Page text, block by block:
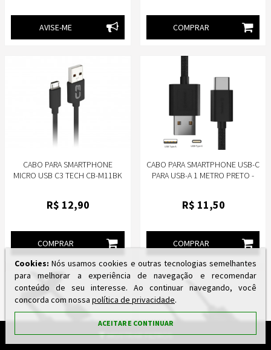
AVISE-ME COMPRAR
CABO PARA SMARTPHONE
MICRO USB C3 TECH CB-M11BK
R$ 12,90
COMPRAR
CABO PARA SMARTPHONE USB-C
PARA USB-A 1 METRO PRETO -
R$ 11,50
COMPRAR
MOSTRAR FILTROS
Cookies: Nós usamos cookies e outras tecnologias semelhantes
para melhorar a experiência de navegação e recomendar
conteúdo de seu interesse. Ao continuar navegando, você
concorda com nossa política de privacidade.
ACEITAR E CONTINUAR